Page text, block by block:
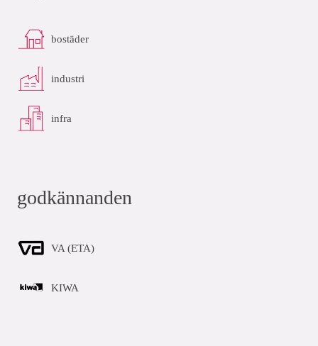
bostäder
industri
infra
godkännanden
VA (ETA)
KIWA